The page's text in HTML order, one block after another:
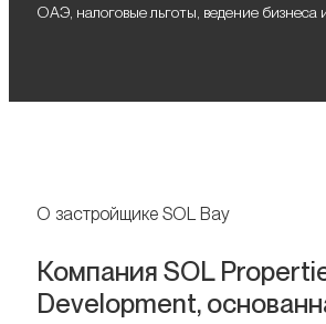
ОАЭ, налоговые льготы, ведение бизнеса
О застройщике SOL Bay
Компания SOL
Development,